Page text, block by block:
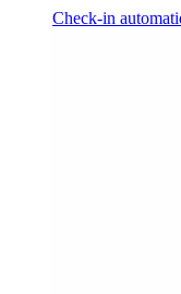
Check-in